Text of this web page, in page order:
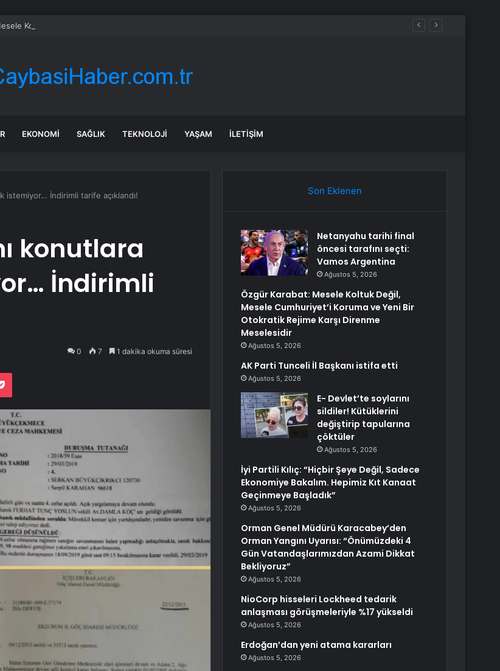
Koltuk Değil, Mesele Cumhuriyet’i Koruma ve Yeni Bir Otokratik Rejime Karşı Direnme Meselesidir
EKONOMI SAĞLIK TEKNOLOJI YAŞAM İLETIŞIM
istemiyor… İndirimli tarife açıklandı!
konutlara
İndirimli
0 7 1 dakika okuma süresi
Pocket
Son Eklenen
Netanyahu tarihi final
öncesi tarafını seçti:
Vamos Argentina
Ağustos 5, 2026
Özgür Karabat: Mesele Koltuk Değil,
Mesele Cumhuriyet’i Koruma ve Yeni Bir
Otokratik Rejime Karşı Direnme
Meselesidir
Ağustos 5, 2026
AK Parti Tunceli İl Başkanı istifa etti
Ağustos 5, 2026
E- Devlet’te soylarını
sildiler! Kütüklerini
değiştirip tapularına
çöktüler
Ağustos 5, 2026
İyi Partili Kılıç: “Hiçbir Şeye Değil, Sadece
Ekonomiye Bakalım. Hepimiz Kıt Kanaat
Geçinmeye Başladık”
Ağustos 5, 2026
Orman Genel Müdürü Karacabey’den
Orman Yangını Uyarısı: “Önümüzdeki 4
Gün Vatandaşlarımızdan Azami Dikkat
Bekliyoruz”
Ağustos 5, 2026
NioCorp hisseleri Lockheed tedarik
anlaşması görüşmeleriyle %17 yükseldi
Ağustos 5, 2026
Erdoğan’dan yeni atama kararları
Ağustos 5, 2026